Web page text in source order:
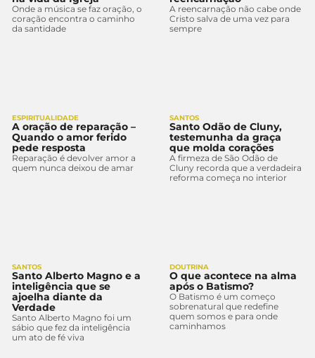
Onde a música se faz oração, o
coração encontra o caminho
da santidade
A reencarnação não cabe onde
Cristo salva de uma vez para
sempre
ESPIRITUALIDADE
A oração de reparação –
Quando o amor ferido
pede resposta
Reparação é devolver amor a
quem nunca deixou de amar
SANTOS
Santo Odão de Cluny,
testemunha da graça
que molda corações
A firmeza de São Odão de
Cluny recorda que a verdadeira
reforma começa no interior
SANTOS
Santo Alberto Magno e a
inteligência que se
ajoelha diante da
Verdade
Santo Alberto Magno foi um
sábio que fez da inteligência
um ato de fé viva
DOUTRINA
O que acontece na alma
após o Batismo?
O Batismo é um começo
sobrenatural que redefine
quem somos e para onde
caminhamos